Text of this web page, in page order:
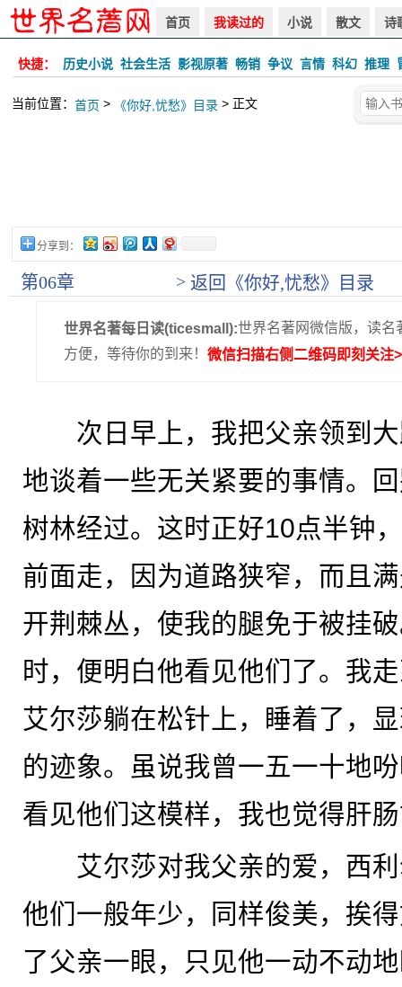
首页 我读过的 小说 散文 诗
快捷： 历史小说 社会生活 影视原著 畅销 争议 言情 科幻 推理
当前位置： 首页 > 《你好,忧愁》目录 > 正文
分享到：
第06章 > 返回《你好,忧愁》目录
世界名著每日读(ticesmall):世界名著网微信版，读名
方便，等待你的到来！ 微信扫描右侧二维码即刻关注
次日早上，我把父亲领到大
地谈着一些无关紧要的事情。
树林经过。这时正好10点半钟
前面走，因为道路狭窄，而且
开荆棘丛，使我的腿免于被挂
时，便明白他看见他们了。我
艾尔莎躺在松针上，睡着了，
的迹象。虽说我曾一五一十地
看见他们这模样，我也觉得肝
艾尔莎对我父亲的爱，西利
他们一般年少，同样俊美，挨
了父亲一眼，只见他一动不动